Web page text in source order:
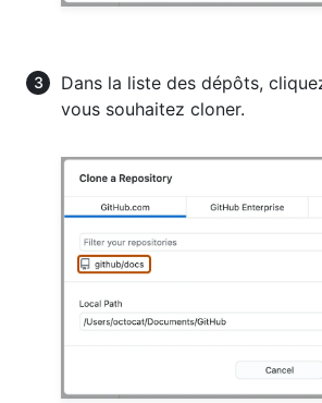
Dans la liste des dépôts,
vous souhaitez cloner.